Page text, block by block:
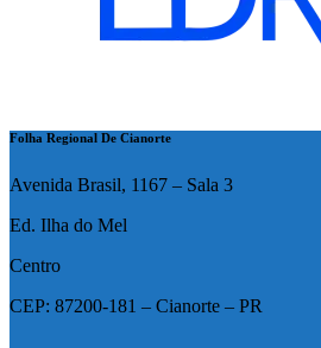
Folha Regional De Cianorte
Avenida Brasil, 1167 – Sala 3
Ed. Ilha do Mel
Centro
CEP: 87200-181 – Cianorte – PR